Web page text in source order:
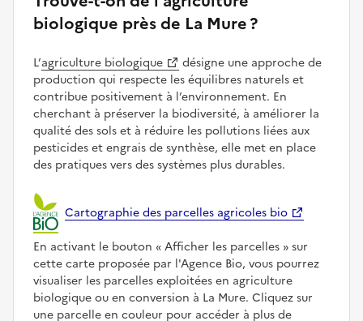
biologique près de La Mure ?
L’agriculture biologique
désigne une approche de
production qui respecte les équilibres naturels et
contribue positivement à l’environnement. En
cherchant à préserver la biodiversité, à améliorer la
qualité des sols et à réduire les pollutions liées aux
pesticides et engrais de synthèse, elle met en place
des pratiques vers des systèmes plus durables.
Cartographie des parcelles agricoles bio
En activant le bouton Afficher les parcelles
sur
cette carte proposée par l'Agence Bio, vous pourrez
visualiser les parcelles exploitées en agriculture
biologique ou en conversion à La Mure. Cliquez sur
une parcelle en couleur pour accéder à plus de